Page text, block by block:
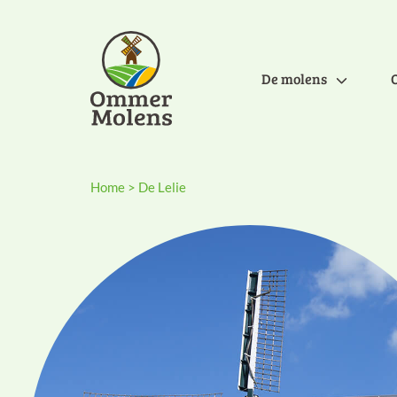
De molens
Home > De Lelie